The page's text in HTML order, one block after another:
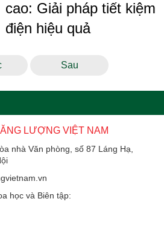
cao: Giải pháp tiết kiệm
điện hiệu quả
Sau
LƯỢNG VIỆT NAM
nhà Văn phòng, số 87 Láng Hạ,
học và Biên tập: